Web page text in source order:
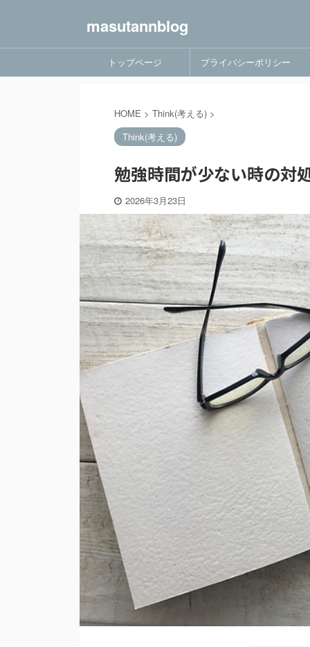
masutannblog
トップページ プライバシーポリシー
HOME > Think(考える) >
Think(考える)
勉強時間が少ない時の対
2026年3月23日